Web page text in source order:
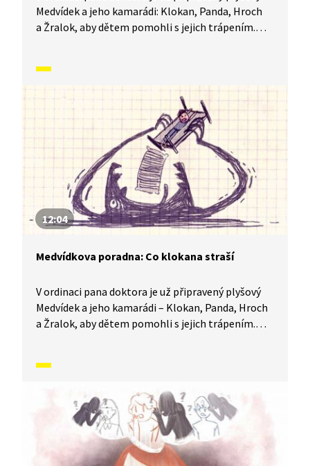
Medvídek a jeho kamarádi: Klokan, Panda, Hroch
a Žralok, aby dětem pomohli s jejich trápením.
historkou pomáhají dětem pochopit, jak se dá
s každým trápením bojovat a kudy vede cesta ven.
Dnes poradí Fanynce, jak se zbavit strachu z paní
učitelky.
12:04
Medvídkova poradna: Co klokana straší
V ordinaci pana doktora je už připravený plyšový
Medvídek a jeho kamarádi – Klokan, Panda, Hroch
a Žralok, aby dětem pomohli s jejich trápením.
historkou pomáhají dětem pochopit, jak se dá
Dnes poradí Jindříškovi s tím, jak se vypořádat se
strachem ze tmy.